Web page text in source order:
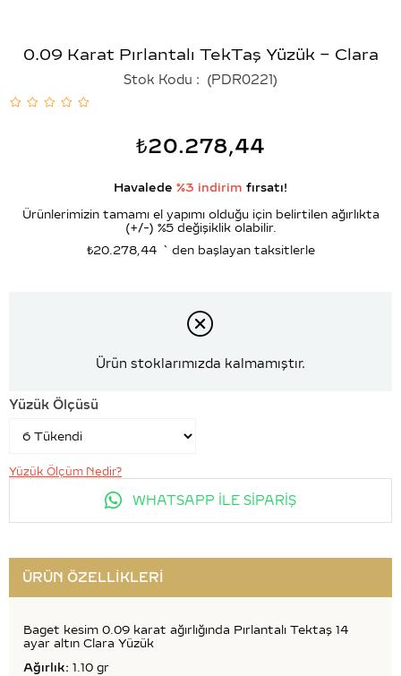
0.09 Karat Pırlantalı TekTaş Yüzük – Clara
Stok Kodu (PDR0221)
₺20.278,44
Havalede %3 indirim fırsatı!
Ürünlerimizin tamamı el yapımı olduğu için belirtilen ağırlıkta
(+/-) %5 değişiklik olabilir.
₺20.278,44 `den başlayan taksitlerle
Ürün stoklarımızda kalmamıştır.
Yüzük Ölçüsü
Yüzük Ölçüm Nedir?
WHATSAPP İLE SİPARİŞ
ÜRÜN ÖZELLIKLERI
Baget kesim 0.09 karat ağırlığında Pırlantalı Tektaş 14
ayar altın Clara Yüzük
Ağırlık: 1.10 gr